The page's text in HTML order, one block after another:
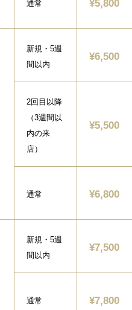
通常 ¥5,800
新規・5週
間以内
¥6,500
2回目以降
（3週間以
内の来
店）
¥5,500
通常 ¥6,800
新規・5週
間以内
¥7,500
通常 ¥7,800